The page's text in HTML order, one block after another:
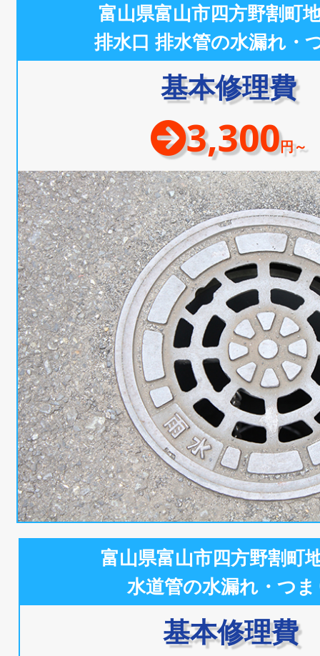
富山県富山市四方野割町
排水口 排水管の水漏れ・
基本修理費
3,300円～
富山県富山市四方野割町
水道管の水漏れ・つ
基本修理費